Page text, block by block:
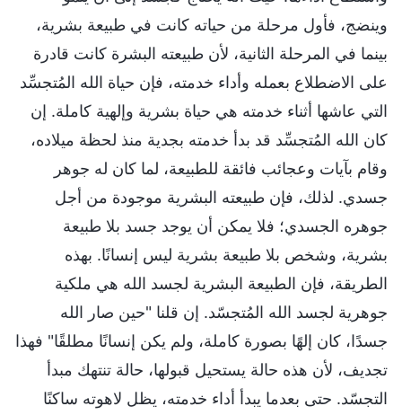
وينضج، فأول مرحلة من حياته كانت في طبيعة بشرية،
بينما في المرحلة الثانية، لأن طبيعته البشرة كانت قادرة
على الاضطلاع بعمله وأداء خدمته، فإن حياة الله المُتجسِّد
التي عاشها أثناء خدمته هي حياة بشرية وإلهية كاملة. إن
كان الله المُتجسِّد قد بدأ خدمته بجدية منذ لحظة ميلاده،
وقام بآيات وعجائب فائقة للطبيعة، لما كان له جوهر
جسدي. لذلك، فإن طبيعته البشرية موجودة من أجل
جوهره الجسدي؛ فلا يمكن أن يوجد جسد بلا طبيعة
بشرية، وشخص بلا طبيعة بشرية ليس إنسانًا. بهذه
الطريقة، فإن الطبيعة البشرية لجسد الله هي ملكية
جوهرية لجسد الله المُتجسّد. إن قلنا "حين صار الله
جسدًا، كان إلهًا بصورة كاملة، ولم يكن إنسانًا مطلقًا" فهذا
تجديف، لأن هذه حالة يستحيل قبولها، حالة تنتهك مبدأ
التجسّد. حتى بعدما يبدأ أداء خدمته، يظل لاهوته ساكنًا